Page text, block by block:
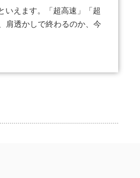
いえます。「超高速」「超
肩透かしで終わるのか、今